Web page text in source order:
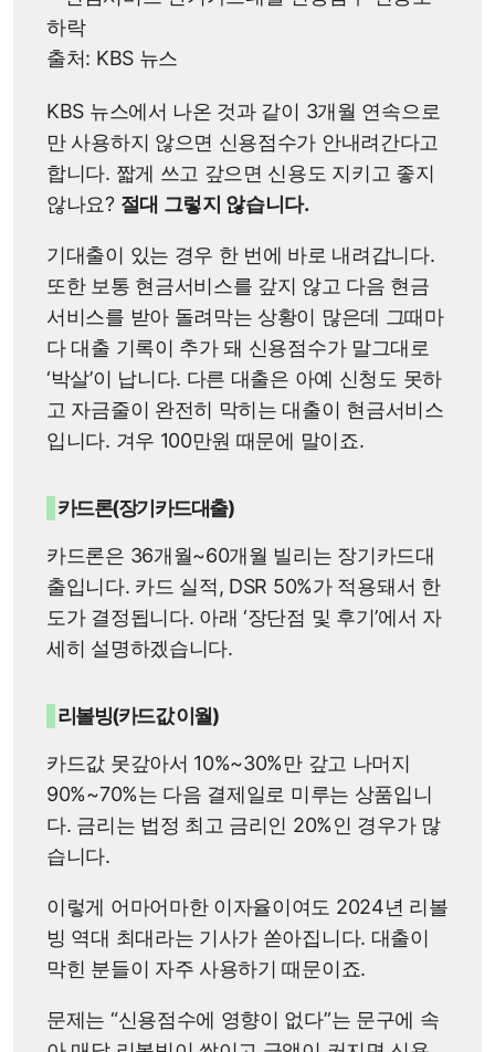
출처: KBS 뉴스
KBS 뉴스에서 나온 것과 같이 3개월 연속으로
만 사용하지 않으면 신용점수가 안내려간다고
합니다. 짧게 쓰고 갚으면 신용도 지키고 좋지
않나요? 절대 그렇지 않습니다.
기대출이 있는 경우 한 번에 바로 내려갑니다.
또한 보통 현금서비스를 갚지 않고 다음 현금
서비스를 받아 돌려막는 상황이 많은데 그때마
다 대출 기록이 추가 돼 신용점수가 말그대로
‘박살’이 납니다. 다른 대출은 아예 신청도 못하
고 자금줄이 완전히 막히는 대출이 현금서비스
입니다. 겨우 100만원 때문에 말이죠.
카드론(장기카드대출)
카드론은 36개월~60개월 빌리는 장기카드대
출입니다. 카드 실적, DSR 50%가 적용돼서 한
도가 결정됩니다. 아래 ‘장단점 및 후기’에서 자
세히 설명하겠습니다.
리볼빙(카드값 이월)
카드값 못갚아서 10%~30%만 갚고 나머지
90%~70%는 다음 결제일로 미루는 상품입니
다. 금리는 법정 최고 금리인 20%인 경우가 많
습니다.
이렇게 어마어마한 이자율이여도 2024년 리볼
빙 역대 최대라는 기사가 쏟아집니다. 대출이
막힌 분들이 자주 사용하기 때문이죠.
문제는 “신용점수에 영향이 없다”는 문구에 속